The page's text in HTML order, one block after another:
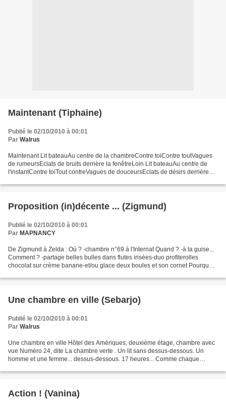
Maintenant (Tiphaine)
Publié le 02/10/2010 à 00:01
Par Walrus
Maintenant Lit bateauAu centre de la chambreContre toiContre toutVagues
de rumeursEclats de bruits derrière la fenêtreLoin Lit bateauAu centre de
l'instantContre toiTout contreVagues de douceursEclats de désirs derrière
Proposition (in)décente ... (Zigmund)
Publié le 02/10/2010 à 00:01
Par MAPNANCY
De Zigmund à Zelda : Où ? -chambre n°69 à l'Internat Quand ? -à ta guise...
Comment ? -partage belles bulles dans flutes irisées-duo profiterolles
chocolat sur crème banane-et/ou glace deux boules et son cornet Pourquoi
Une chambre en ville (Sebarjo)
Publié le 02/10/2010 à 00:01
Par Walrus
Une chambre en ville Hôtel des Amériques, deuxième étage, chambre avec
vue Numéro 24, dite La chambre verte . Un lit sans dessus-dessous. Un
homme et une femme... dessus-dessous. 17 heures... Comme chaque
Action ! (Vanina)